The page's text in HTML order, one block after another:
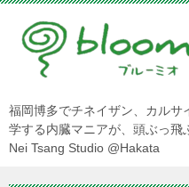
福岡博多でチネイザン、カル
学する内臓マニアが、頭ぶっ
Nei Tsang Studio @Hakata